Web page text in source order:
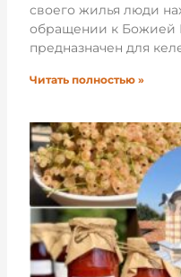
своего жилья люди
обращении к Божией
предназначен для
Читать полностью »